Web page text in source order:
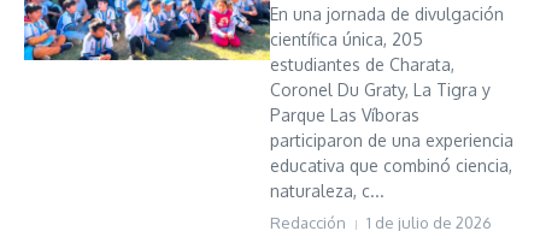
En una jornada de divulgación
científica única, 205
estudiantes de Charata,
Coronel Du Graty, La Tigra y
Parque Las Víboras
participaron de una experiencia
educativa que combinó ciencia,
naturaleza, c...
Redacción 1 de julio de 2026